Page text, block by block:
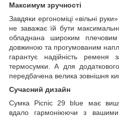
Максимум зручності
Завдяки ергономіці «вільні
не заважає їй бути
обладнана широким
довжиною та прогумованим
гарантує надійність ременя
термосумки. А для
передбачена велика зовнішня
Сучасний дизайн
Сумка Picnic 29 blue має
вдало гармоніюючи з